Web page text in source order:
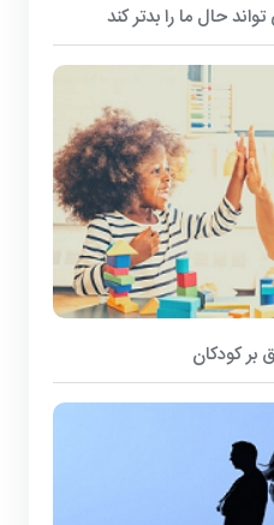
حال ما را بدتر کند
بر کودکان